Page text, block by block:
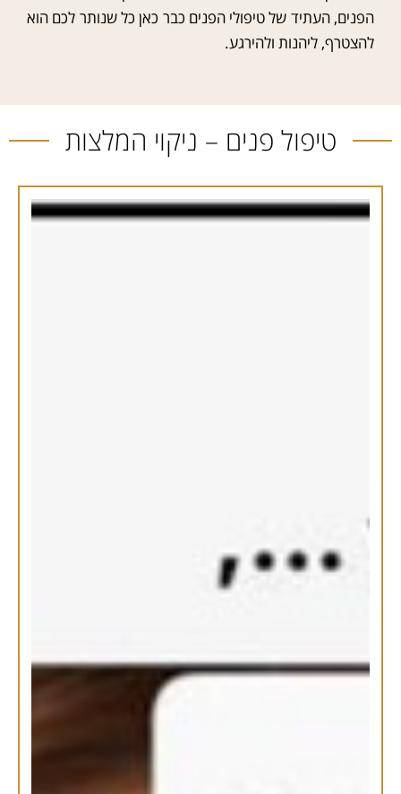
הפנים, העתיד של טיפולי הפנים כבר כאן כל שנותר לכם הוא
להצטרף, ליהנות ולהירגע.
טיפול פנים – ניקוי המלצות